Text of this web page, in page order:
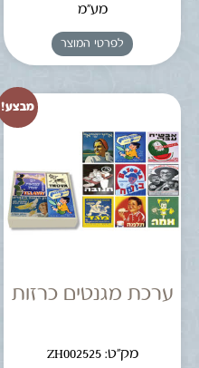
מע"מ
לפרטי המוצר
מבצע!
ערכת מגנטים כרזות
מק"ט: ZH002525